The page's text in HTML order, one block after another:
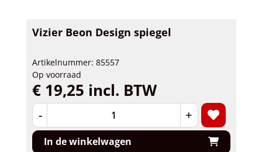
Vizier Beon Design spiegel
Artikelnummer: 85557
Op voorraad
€ 19,25 incl. BTW
- +
In de winkelwagen